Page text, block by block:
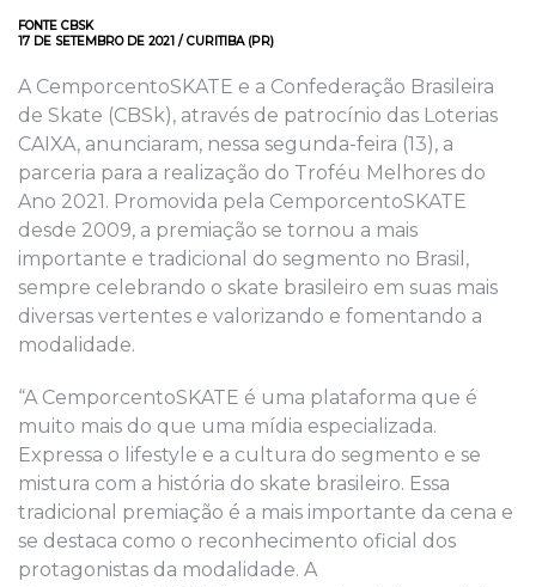
FONTE CBSK
17 DE SETEMBRO DE 2021 / CURITIBA (PR)
A CemporcentoSKATE e a Confederação Brasileira
de Skate (CBSk), através de patrocínio das Loterias
CAIXA, anunciaram, nessa segunda-feira (13), a
parceria para a realização do Troféu Melhores do
Ano 2021. Promovida pela CemporcentoSKATE
desde 2009, a premiação se tornou a mais
importante e tradicional do segmento no Brasil,
sempre celebrando o skate brasileiro em suas mais
diversas vertentes e valorizando e fomentando a
modalidade.
“A CemporcentoSKATE é uma plataforma que é
muito mais do que uma mídia especializada.
Expressa o lifestyle e a cultura do segmento e se
mistura com a história do skate brasileiro. Essa
tradicional premiação é a mais importante da cena e
se destaca como o reconhecimento oficial dos
protagonistas da modalidade. A